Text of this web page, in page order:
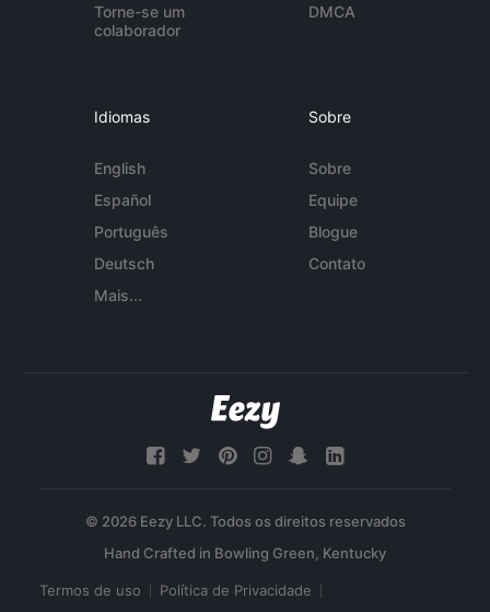
Torne-se um
colaborador
DMCA
Idiomas
English
Español
Português
Deutsch
Mais...
Sobre
Sobre
Equipe
Blogue
Contato
© 2026 Eezy LLC. Todos os direitos reservados
Termos de uso Política de Privacidade